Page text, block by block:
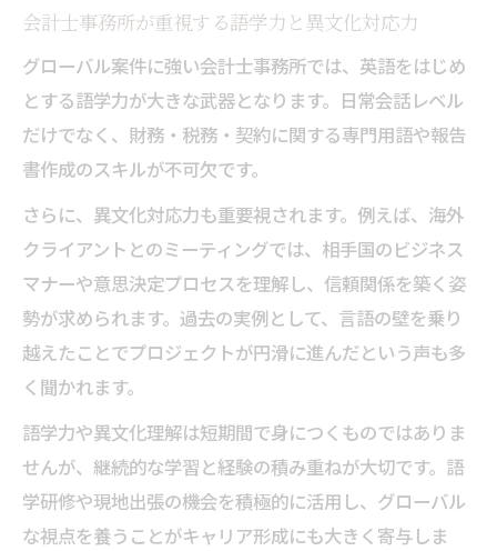
会計士事務所が重視する語学力と異文化対応力
グローバル案件に強い会計士事務所では、英語をはじめ
とする語学力が大きな武器となります。日常会話レベル
だけでなく、財務・税務・契約に関する専門用語や報告
書作成のスキルが不可欠です。
さらに、異文化対応力も重要視されます。例えば、海外
クライアントとのミーティングでは、相手国のビジネス
マナーや意思決定プロセスを理解し、信頼関係を築く姿
勢が求められます。過去の実例として、言語の壁を乗り
越えたことでプロジェクトが円滑に進んだという声も多
く聞かれます。
語学力や異文化理解は短期間で身につくものではありま
せんが、継続的な学習と経験の積み重ねが大切です。語
学研修や現地出張の機会を積極的に活用し、グローバル
な視点を養うことがキャリア形成にも大きく寄与しま